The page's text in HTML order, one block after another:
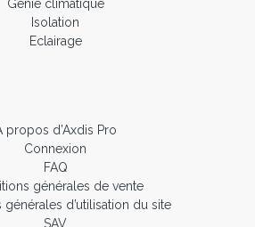
Génie climatique
Isolation
Eclairage
propos d’Axdis Pro
Connexion
FAQ
générales de vente
générales d’utilisation du site
SAV